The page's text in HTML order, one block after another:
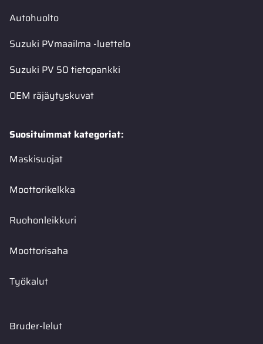
Autohuolto
Suzuki PVmaailma -luettelo
Suzuki PV 50 tietopankki
OEM räjäytyskuvat
Suosituimmat kategoriat:
Maskisuojat
Moottorikelkka
Ruohonleikkuri
Moottorisaha
Työkalut
Bruder-lelut